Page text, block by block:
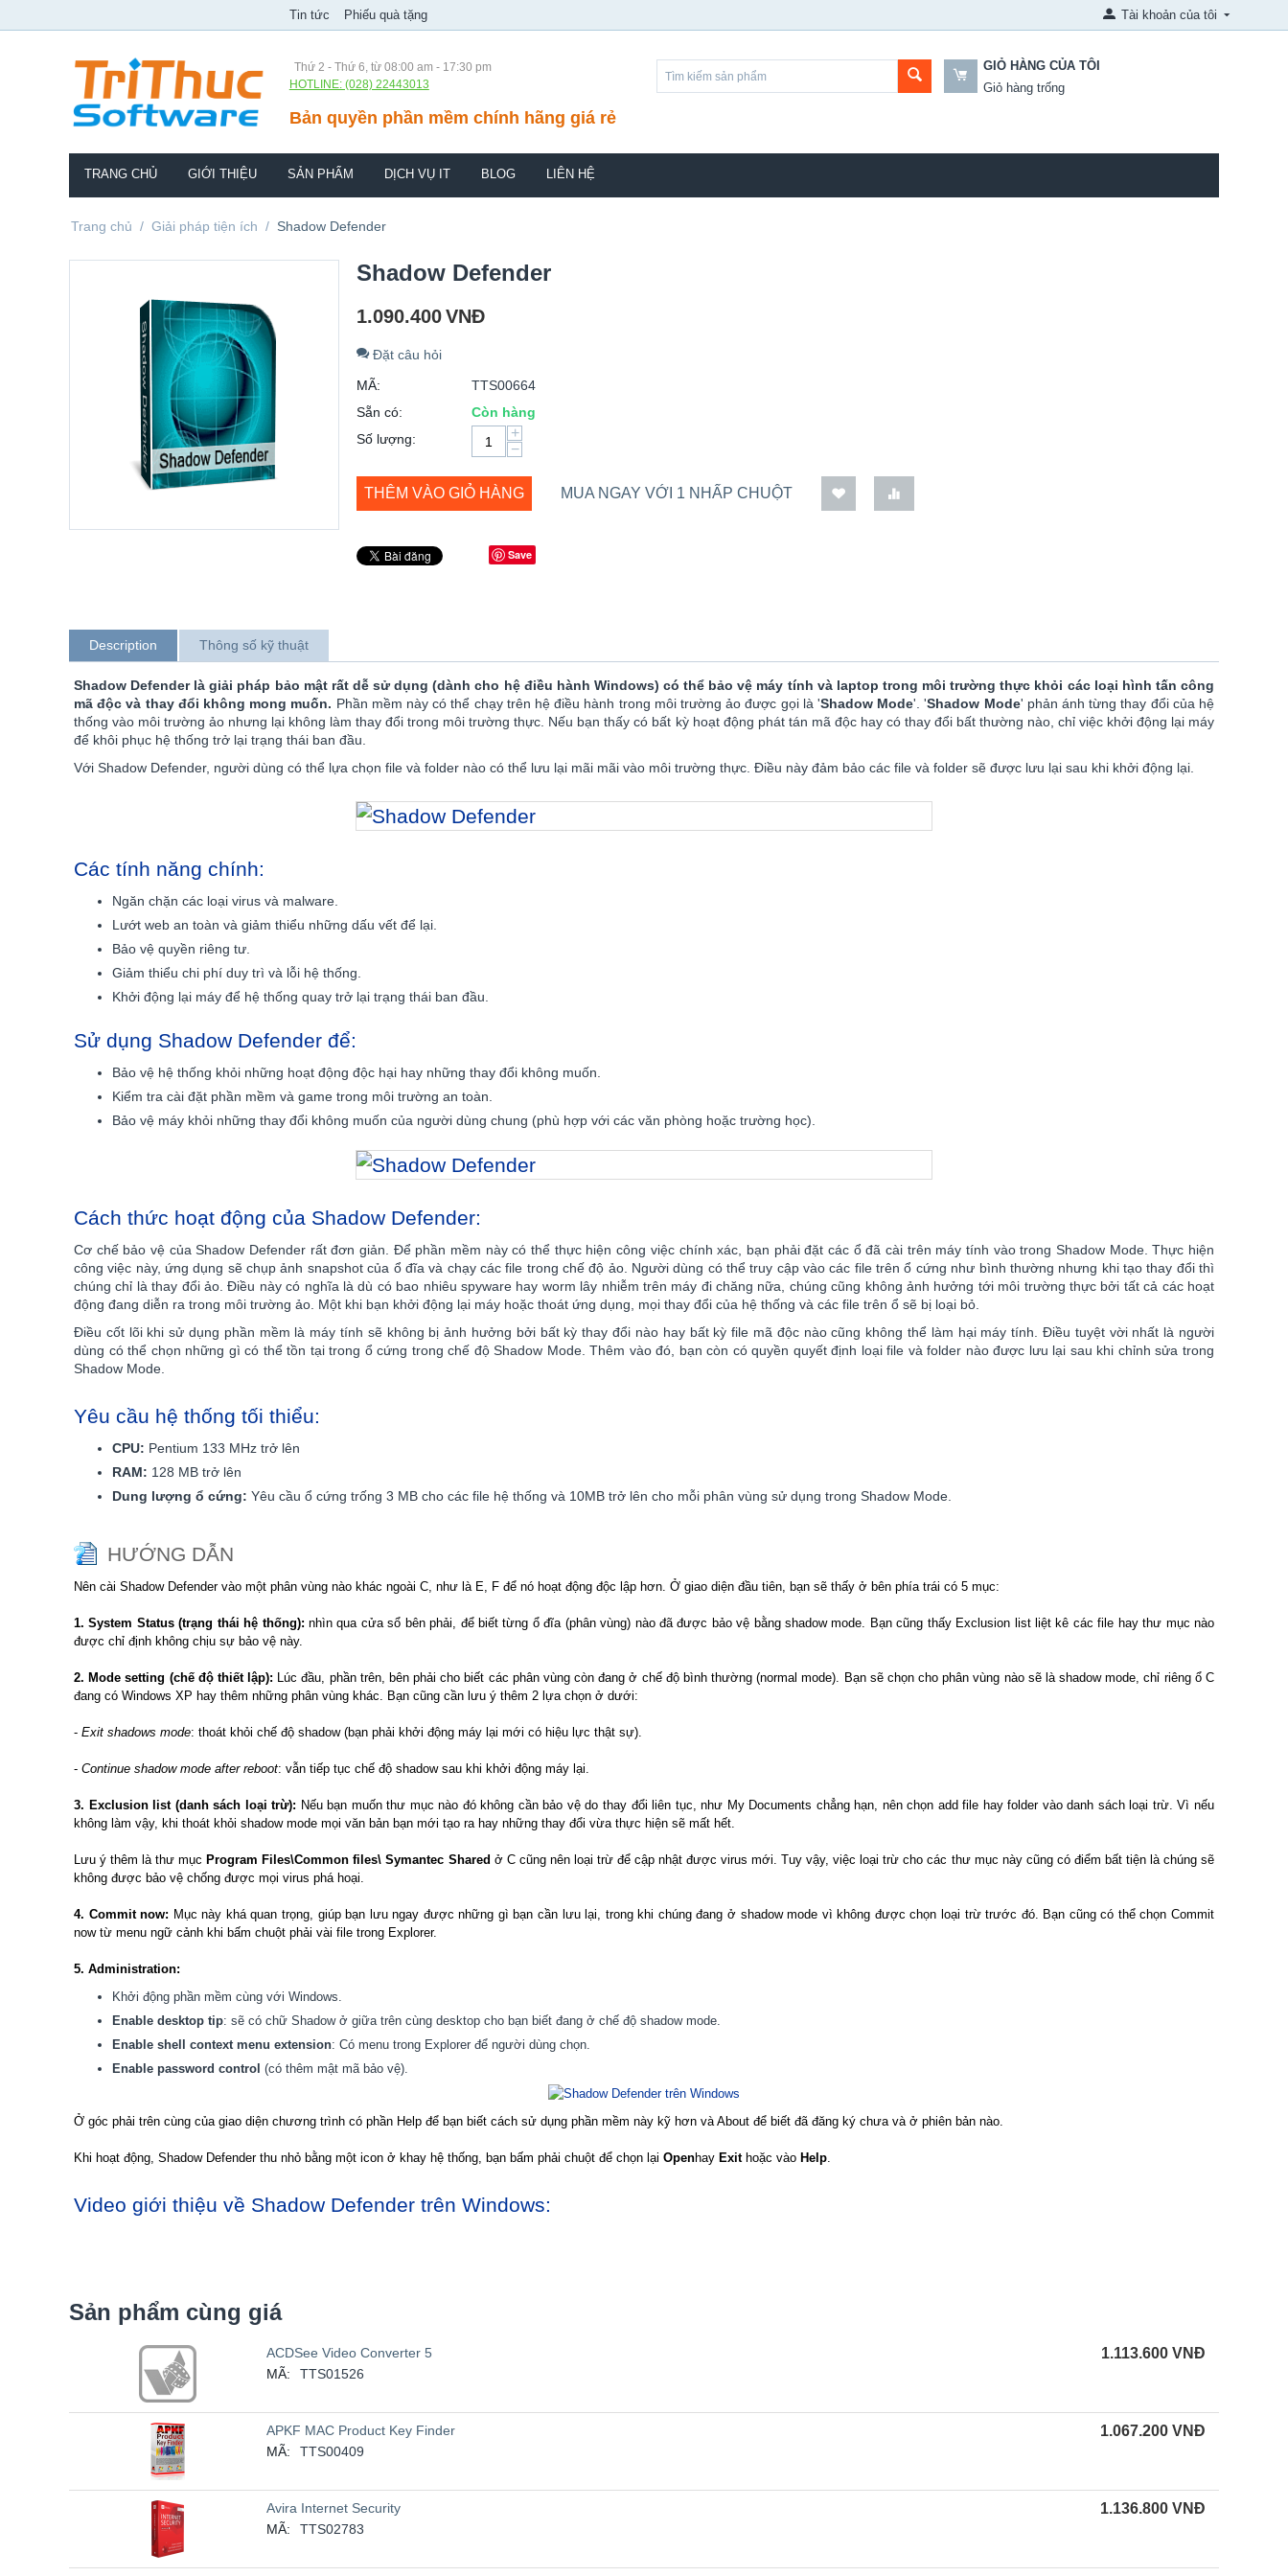
Tin tức Phiếu quà tặng Tài khoản của tôi
Thứ 2 - Thứ 6, từ 08:00 am - 17:30 pm
HOTLINE: (028) 22443013
Bản quyền phần mềm chính hãng giá rẻ
GIỎ HÀNG CỦA TÔI
Giỏ hàng trống
TRANG CHỦ GIỚI THIỆU SẢN PHẨM DỊCH VỤ IT BLOG LIÊN HỆ
Trang chủ / Giải pháp tiện ích / Shadow Defender
Shadow Defender
1.090.400VNĐ
Đặt câu hỏi
MÃ:
TTS00664
Sẵn có:
Còn hàng
Số lượng:
+
−
THÊM VÀO GIỎ HÀNG MUA NGAY VỚI 1 NHẤP CHUỘT
Save
Description Thông số kỹ thuật
Shadow Defender là giải pháp bảo mật rất dễ sử dụng (dành cho hệ điều hành Windows) có thể bảo vệ máy tính và laptop trong môi trường thực khỏi các loại hình tấn công
mã độc và thay đổi không mong muốn. Phần mềm này có thể chạy trên hệ điều hành trong môi trường ảo được gọi là 'Shadow Mode'. 'Shadow Mode' phản ánh từng thay đổi của hệ
thống vào môi trường ảo nhưng lại không làm thay đổi trong môi trường thực. Nếu bạn thấy có bất kỳ hoạt động phát tán mã độc hay có thay đổi bất thường nào, chỉ việc khởi động lại máy
để khôi phục hệ thống trở lại trạng thái ban đầu.
Với Shadow Defender, người dùng có thể lựa chọn file và folder nào có thể lưu lại mãi mãi vào môi trường thực. Điều này đảm bảo các file và folder sẽ được lưu lại sau khi khởi động lại.
Các tính năng chính:
Ngăn chặn các loại virus và malware.
Lướt web an toàn và giảm thiểu những dấu vết để lại.
Bảo vệ quyền riêng tư.
Giảm thiểu chi phí duy trì và lỗi hệ thống.
Khởi động lại máy để hệ thống quay trở lại trạng thái ban đầu.
Sử dụng Shadow Defender để:
Bảo vệ hệ thống khỏi những hoạt động độc hại hay những thay đổi không muốn.
Kiểm tra cài đặt phần mềm và game trong môi trường an toàn.
Bảo vệ máy khỏi những thay đổi không muốn của người dùng chung (phù hợp với các văn phòng hoặc trường học).
Cách thức hoạt động của Shadow Defender:
Cơ chế bảo vệ của Shadow Defender rất đơn giản. Để phần mềm này có thể thực hiện công việc chính xác, bạn phải đặt các ổ đã cài trên máy tính vào trong Shadow Mode. Thực hiện
công việc này, ứng dụng sẽ chụp ảnh snapshot của ổ đĩa và chạy các file trong chế độ ảo. Người dùng có thể truy cập vào các file trên ổ cứng như bình thường nhưng khi tạo thay đổi thì
chúng chỉ là thay đổi ảo. Điều này có nghĩa là dù có bao nhiêu spyware hay worm lây nhiễm trên máy đi chăng nữa, chúng cũng không ảnh hưởng tới môi trường thực bởi tất cả các hoạt
động đang diễn ra trong môi trường ảo. Một khi bạn khởi động lại máy hoặc thoát ứng dụng, mọi thay đổi của hệ thống và các file trên ổ sẽ bị loại bỏ.
Điều cốt lõi khi sử dụng phần mềm là máy tính sẽ không bị ảnh hưởng bởi bất kỳ thay đổi nào hay bất kỳ file mã độc nào cũng không thể làm hại máy tính. Điều tuyệt vời nhất là người
dùng có thể chọn những gì có thể tồn tại trong ổ cứng trong chế độ Shadow Mode. Thêm vào đó, bạn còn có quyền quyết định loại file và folder nào được lưu lại sau khi chỉnh sửa trong
Shadow Mode.
Yêu cầu hệ thống tối thiểu:
CPU: Pentium 133 MHz trở lên
RAM: 128 MB trở lên
Dung lượng ổ cứng: Yêu cầu ổ cứng trống 3 MB cho các file hệ thống và 10MB trở lên cho mỗi phân vùng sử dụng trong Shadow Mode.
HƯỚNG DẪN
Nên cài Shadow Defender vào một phân vùng nào khác ngoài C, như là E, F để nó hoạt động độc lập hơn. Ở giao diện đầu tiên, bạn sẽ thấy ở bên phía trái có 5 mục:
1. System Status (trạng thái hệ thống): nhìn qua cửa sổ bên phải, để biết từng ổ đĩa (phân vùng) nào đã được bảo vệ bằng shadow mode. Bạn cũng thấy Exclusion list liệt kê các file hay thư mục nào
được chỉ định không chịu sự bảo vệ này.
2. Mode setting (chế độ thiết lập): Lúc đầu, phần trên, bên phải cho biết các phân vùng còn đang ở chế độ bình thường (normal mode). Bạn sẽ chọn cho phân vùng nào sẽ là shadow mode, chỉ riêng ổ C
đang có Windows XP hay thêm những phân vùng khác. Bạn cũng cần lưu ý thêm 2 lựa chọn ở dưới:
- Exit shadows mode: thoát khỏi chế độ shadow (bạn phải khởi động máy lại mới có hiệu lực thật sự).
- Continue shadow mode after reboot: vẫn tiếp tục chế độ shadow sau khi khởi động máy lại.
3. Exclusion list (danh sách loại trừ): Nếu bạn muốn thư mục nào đó không cần bảo vệ do thay đổi liên tục, như My Documents chẳng hạn, nên chọn add file hay folder vào danh sách loại trừ. Vì nếu
không làm vậy, khi thoát khỏi shadow mode mọi văn bản bạn mới tạo ra hay những thay đổi vừa thực hiện sẽ mất hết.
Lưu ý thêm là thư mục Program Files\Common files\ Symantec Shared ở C cũng nên loại trừ để cập nhật được virus mới. Tuy vậy, việc loại trừ cho các thư mục này cũng có điểm bất tiện là chúng sẽ
không được bảo vệ chống được mọi virus phá hoại.
4. Commit now: Mục này khá quan trọng, giúp bạn lưu ngay được những gì bạn cần lưu lại, trong khi chúng đang ở shadow mode vì không được chọn loại trừ trước đó. Bạn cũng có thể chọn Commit
now từ menu ngữ cảnh khi bấm chuột phải vài file trong Explorer.
5. Administration:
Khởi động phần mềm cùng với Windows.
Enable desktop tip: sẽ có chữ Shadow ở giữa trên cùng desktop cho bạn biết đang ở chế độ shadow mode.
Enable shell context menu extension: Có menu trong Explorer để người dùng chọn.
Enable password control (có thêm mật mã bảo vệ).
Ở góc phải trên cùng của giao diện chương trình có phần Help để bạn biết cách sử dụng phần mềm này kỹ hơn và About để biết đã đăng ký chưa và ở phiên bản nào.
Khi hoạt động, Shadow Defender thu nhỏ bằng một icon ở khay hệ thống, bạn bấm phải chuột để chọn lại Openhay Exit hoặc vào Help.
Video giới thiệu về Shadow Defender trên Windows:
Sản phẩm cùng giá
ACDSee Video Converter 5
MÃ:
TTS01526
1.113.600 VNĐ
APKF MAC Product Key Finder
MÃ:
TTS00409
1.067.200 VNĐ
Avira Internet Security
MÃ:
TTS02783
1.136.800 VNĐ